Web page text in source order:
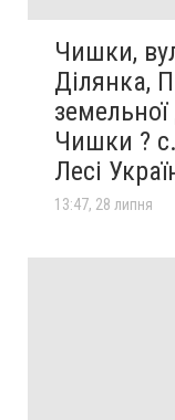
Чишки,
Ділянка,
Чишки ?
Лесі
13:47, 28 липня